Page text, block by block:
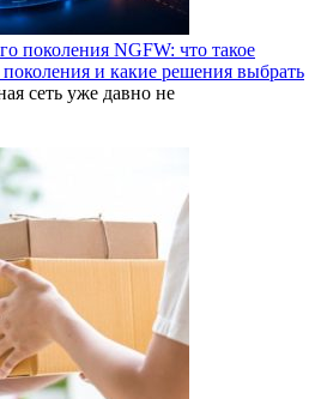
поколения NGFW: что такое
и какие решения выбрать
сеть уже давно не